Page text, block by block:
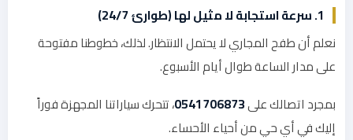
1. سرعة استجابة لا مثيل لها (طوارئ 24/7)
نعلم أن طفح المجاري لا يحتمل الانتظار. لذلك، خطوطنا مفتوحة
على مدار الساعة طوال أيام الأسبوع.
بمجرد اتصالك على0541706873، تتحرك سياراتنا المجهزة فوراً
إليك في أي حي من أحياء الأحساء.